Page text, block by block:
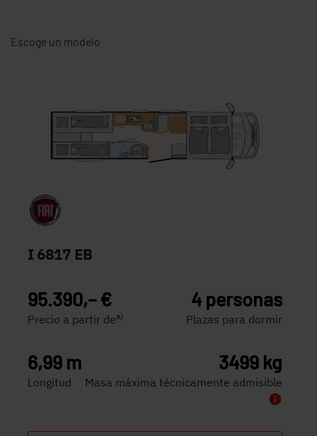
Escoge un modelo
I 6817 EB
95.390,– €
Precio a partir dea)
4 personas
Plazas para dormir
6,99 m
Longitud
3499 kg
Masa máxima técnicamente admisible